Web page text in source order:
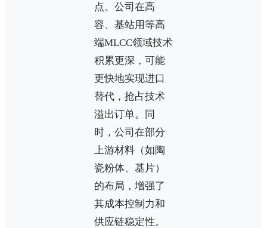
点。公司在高
容、基站用等高
端MLCC领域技术
积累更深，可能
更快地实现进口
替代，抢占技术
溢出订单。同
时，公司在部分
上游材料（如陶
瓷粉体、基片）
的布局，增强了
其成本控制力和
供应链稳定性。